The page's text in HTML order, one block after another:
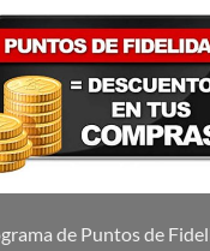
de Puntos de